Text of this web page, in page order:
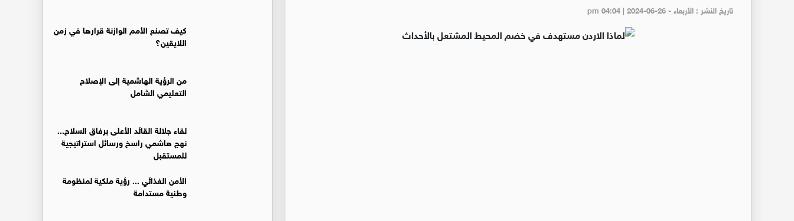
تاريخ النشر : الأربعاء - pm 04:04 | 2024-06-26
كيف تصنع الأمم الوازنة قرارها في زمن
اللايقين؟
من الرؤية الهاشمية إلى الإصلاح
التعليمي الشامل
لقاء جلالة القائد الأعلى برفاق السلاح...
نهج هاشمي راسخ ورسائل استراتيجية
للمستقبل
الأمن الغذائي ... رؤية ملكية لمنظومة
وطنية مستدامة